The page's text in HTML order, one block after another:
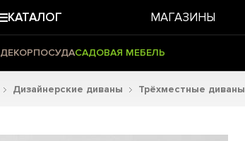
КАТАЛОГ МАГАЗИНЫ
ДЕКОРПОСУДАСАДОВАЯ МЕБЕЛЬ
Дизайнерские диваны Трёхместные диваны